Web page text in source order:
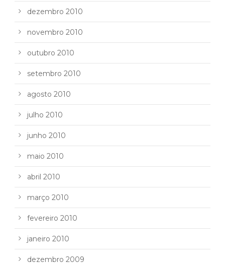
dezembro 2010
novembro 2010
outubro 2010
setembro 2010
agosto 2010
julho 2010
junho 2010
maio 2010
abril 2010
março 2010
fevereiro 2010
janeiro 2010
dezembro 2009